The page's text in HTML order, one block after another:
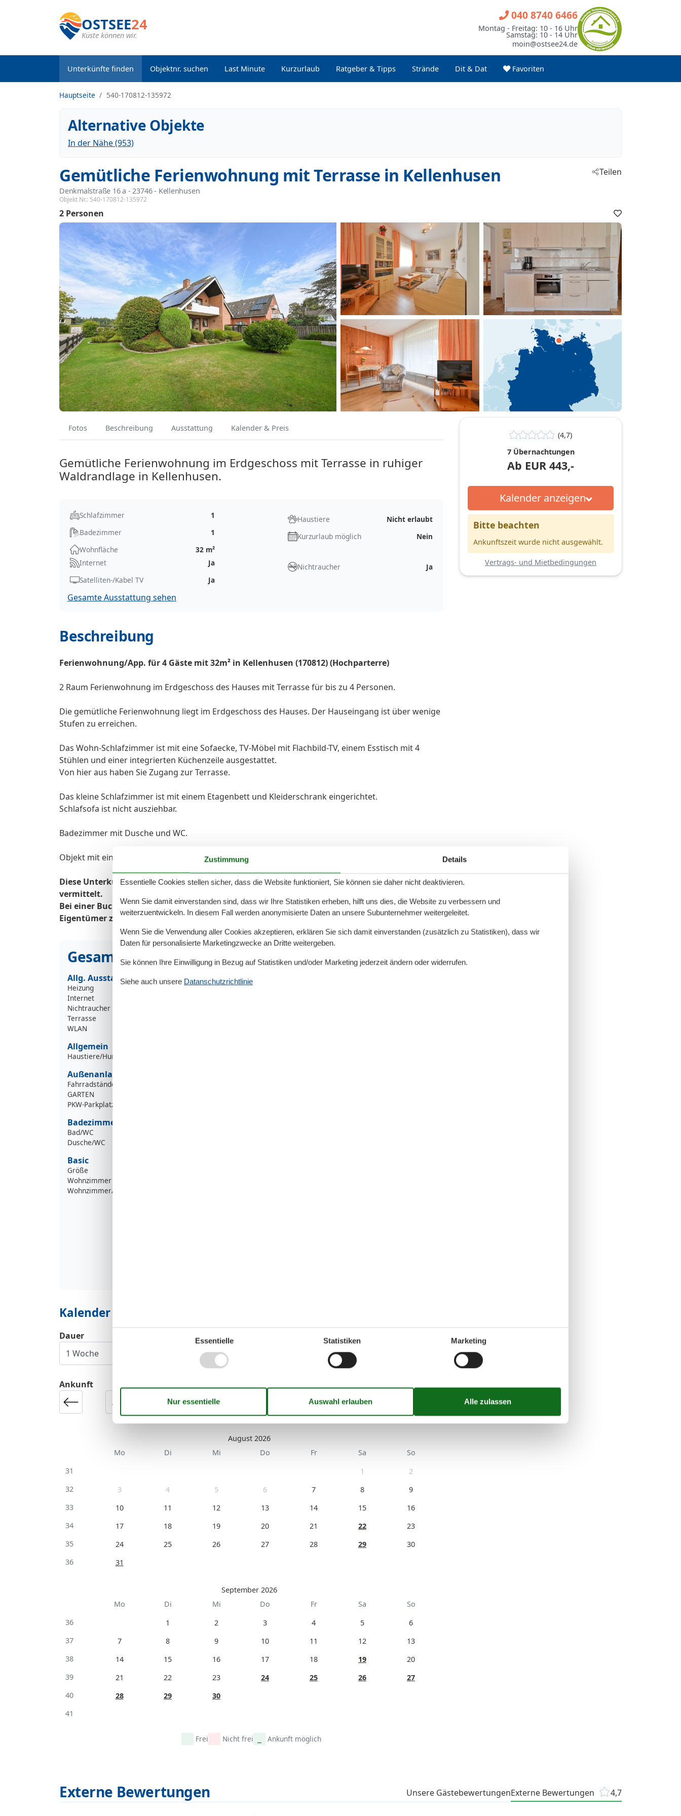
OSTSEE24
Küste können wir.
Unterkünfte finden Objektnr. suchen Last Minute Kurzurlaub Ratgeber & Tipps Strände Dit & Dat Favoriten
040 8740 6466
Montag - Freitag: 10 - 16 Uhr
Samstag: 10 - 14 Uhr
moin@ostsee24.de
Hauptseite 540-170812-135972
Alternative Objekte
In der Nähe (953)
Gemütliche Ferienwohnung mit Terrasse in Kellenhusen
Denkmalstraße 16 a - 23746 - Kellenhusen
Objekt Nr.: 540-170812-135972
Teilen
2 Personen
Fotos Beschreibung Ausstattung Kalender & Preis
Gemütliche Ferienwohnung im Erdgeschoss mit Terrasse in ruhiger
Waldrandlage in Kellenhusen.
Schlafzimmer
1
Badezimmer
1
Wohnfläche
32 m²
Haustiere
Nicht erlaubt
Kurzurlaub möglich
Nein
Internet
Ja
Satelliten-/Kabel TV
Ja
Nichtraucher Ja
Gesamte Ausstattung sehen
Beschreibung
Ferienwohnung/App. für 4 Gäste mit 32m² in Kellenhusen (170812) (Hochparterre)
2 Raum Ferienwohnung im Erdgeschoss des Hauses mit Terrasse für bis zu 4 Personen.
Die gemütliche Ferienwohnung liegt im Erdgeschoss des Hauses. Der Hauseingang ist über wenige
Stufen zu erreichen.
Das Wohn-Schlafzimmer ist mit eine Sofaecke, TV-Möbel mit Flachbild-TV, einem Esstisch mit 4
Stühlen und einer integrierten Küchenzeile ausgestattet.
Von hier aus haben Sie Zugang zur Terrasse.
Das kleine Schlafzimmer ist mit einem Etagenbett und Kleiderschrank eingerichtet.
Schlafsofa ist nicht ausziehbar.
Badezimmer mit Dusche und WC.
Objekt mit einfacheren Komfortmerkmale und älterem Mobiliar.
Diese Unterkunft wird von unserer Agentur im Namen und auf Rechnung des Eigentümers
vermittelt.
Bei einer Buchung kommt der Vertrag über die Anmietung der Unterkunft direkt mit dem
Eigentümer zustande. Ihr Vermieter ist: H.J.Kipper.
Gesamte Ausstattung
Allg. Ausstattung
Heizung
Internet
Nichtraucher
Terrasse
WLAN
Allgemein
Haustiere/Hund verboten
Außenanlage
Fahrradständer
GARTEN
PKW-Parkplatz
Badezimmer
Bad/WC
Dusche/WC
Basic
Größe
Wohnzimmer
Wohnzimmer/Schlafzimmer
Kalender
Ankunft
August 2026
Mo
Di Mi Do Fr Sa
So
31
1
2
32
3 4 5 6 7 8
9
33
10 11 12 13 14 15
16
34
17 18 19 20 21 22
23
35
24 25 26 27 28 29
30
36
31
September 2026
Mo
Di Mi Do Fr Sa
So
36
1 2 3 4 5
6
37
7 8 9 10 11 12
13
38
14 15 16 17 18 19
20
39
21 22 23 24 25 26
27
40
28 29
30
41
Frei Nicht frei Ankunft möglich
Dauer
(4,7)
7 Übernachtungen
Ab EUR 443,-
Kalender anzeigen
Bitte beachten
Ankunftszeit wurde nicht ausgewählt.
Vertrags- und Mietbedingungen
Externe Bewertungen Unsere GästebewertungenExterne Bewertungen 4,7
Zustimmung Details
Essentielle Cookies stellen sicher, dass die Website funktioniert, Sie können sie daher nicht deaktivieren.
Wenn Sie damit einverstanden sind, dass wir Ihre Statistiken erheben, hilft uns dies, die Website zu verbessern und
weiterzuentwickeln. In diesem Fall werden anonymisierte Daten an unsere Subunternehmer weitergeleitet.
Wenn Sie die Verwendung aller Cookies akzeptieren, erklären Sie sich damit einverstanden (zusätzlich zu Statistiken), dass wir
Daten für personalisierte Marketingzwecke an Dritte weitergeben.
Sie können Ihre Einwilligung in Bezug auf Statistiken und/oder Marketing jederzeit ändern oder widerrufen.
Siehe auch unsere Datanschutzrichtlinie
Essentielle Statistiken Marketing